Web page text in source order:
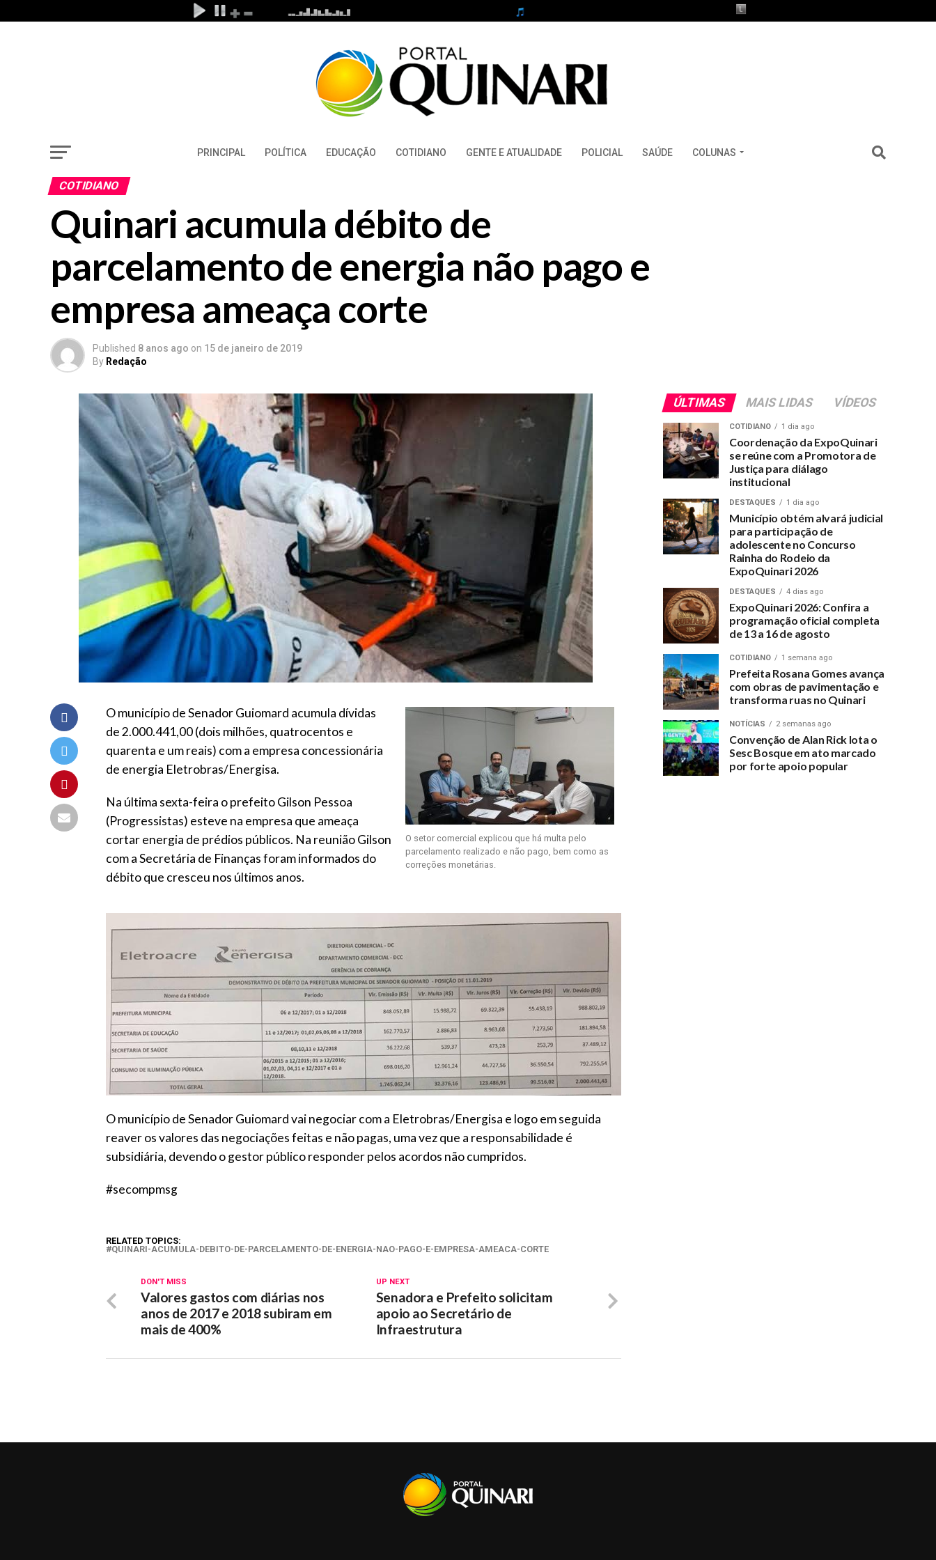
PRINCIPAL POLÍTICA EDUCAÇÃO COTIDIANO GENTE E ATUALIDADE POLICIAL SAÚDE COLUNAS
COTIDIANO
Quinari acumula débito de
parcelamento de energia não pago e
empresa ameaça corte
Published 8 anos ago on 15 de janeiro de 2019
By Redação
O setor comercial explicou que há multa pelo
parcelamento realizado e não pago, bem como as
correções monetárias.
O município de Senador Guiomard acumula dívidas
de 2.000.441,00 (dois milhões, quatrocentos e
quarenta e um reais) com a empresa concessionária
de energia Eletrobras/Energisa.
Na última sexta-feira o prefeito Gilson Pessoa
(Progressistas) esteve na empresa que ameaça
cortar energia de prédios públicos. Na reunião Gilson
com a Secretária de Finanças foram informados do
débito que cresceu nos últimos anos.
O município de Senador Guiomard vai negociar com a Eletrobras/Energisa e logo em seguida
reaver os valores das negociações feitas e não pagas, uma vez que a responsabilidade é
subsidiária, devendo o gestor público responder pelos acordos não cumpridos.
#secompmsg
RELATED TOPICS:
QUINARI-ACUMULA-DEBITO-DE-PARCELAMENTO-DE-ENERGIA-NAO-PAGO-E-EMPRESA-AMEACA-CORTE
UP NEXT
Senadora e Prefeito solicitam
apoio ao Secretário de
Infraestrutura
DON'T MISS
Valores gastos com diárias nos
anos de 2017 e 2018 subiram em
mais de 400%
ÚLTIMAS MAIS LIDAS VÍDEOS
COTIDIANO 1 dia ago
Coordenação da ExpoQuinari
se reúne com a Promotora de
Justiça para diálago
institucional
DESTAQUES 1 dia ago
Município obtém alvará judicial
para participação de
adolescente no Concurso
Rainha do Rodeio da
ExpoQuinari 2026
DESTAQUES 4 dias ago
ExpoQuinari 2026: Confira a
programação oficial completa
de 13 a 16 de agosto
COTIDIANO 1 semana ago
Prefeita Rosana Gomes avança
com obras de pavimentação e
transforma ruas no Quinari
NOTÍCIAS 2 semanas ago
Convenção de Alan Rick lota o
Sesc Bosque em ato marcado
por forte apoio popular